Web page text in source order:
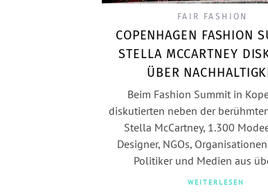
FAIR FASHION
COPENHAGEN FASHION
STELLA MCCARTNEY
ÜBER
Beim Fashion Summit in
diskutierten neben der
Stella McCartney, 1.300
Designer, NGOs,
Politiker und Medien aus
WEITERLESEN